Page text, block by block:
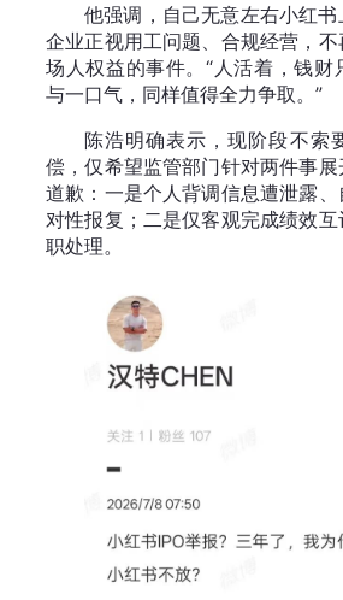
他强调，自己无意左右小红
企业正视用工问题、合规经营，
场人权益的事件。“人活着，钱财
与一口气，同样值得全力争取。”
陈浩明确表示，现阶段不索
偿，仅希望监管部门针对两件事
道歉：一是个人背调信息遭泄露
对性报复；二是仅客观完成绩效
职处理。